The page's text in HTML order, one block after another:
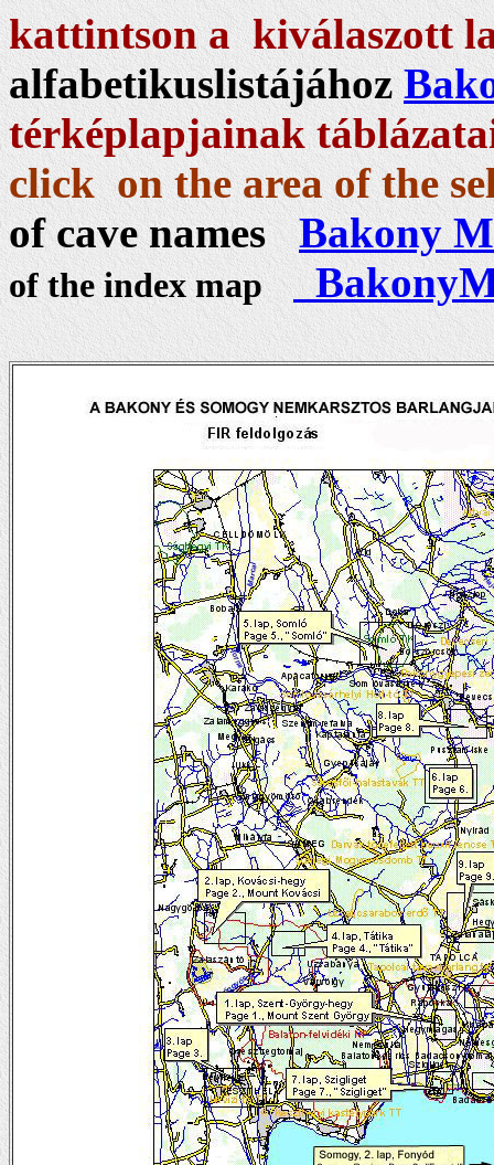
kattintson a kiválaszott
alfabetikuslistájához
térképlapjainak
click on the area of the
of cave names Bakony
of the index map